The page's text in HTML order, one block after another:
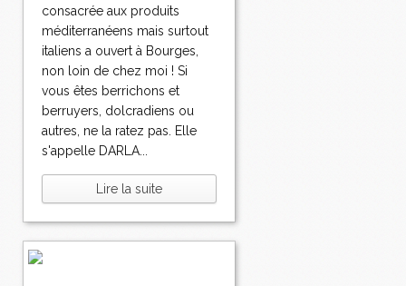
consacrée aux produits
méditerranéens mais surtout
italiens a ouvert à Bourges,
non loin de chez moi ! Si
vous êtes berrichons et
berruyers, dolcradiens ou
autres, ne la ratez pas. Elle
s'appelle DARLA...
Lire la suite